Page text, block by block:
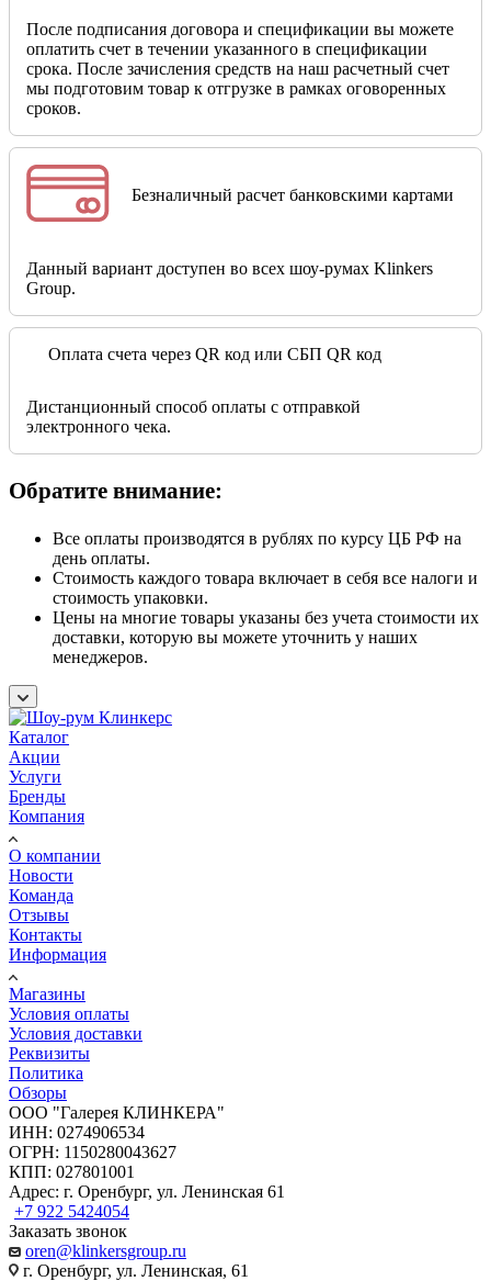
После подписания договора и спецификации вы можете
оплатить счет в течении указанного в спецификации
срока. После зачисления средств на наш расчетный счет
мы подготовим товар к отгрузке в рамках оговоренных
сроков.
Безналичный расчет банковскими картами
Данный вариант доступен во всех шоу-румах Klinkers
Group.
Оплата счета через QR код или СБП QR код
Дистанционный способ оплаты с отправкой
электронного чека.
Обратите внимание:
Все оплаты производятся в рублях по курсу ЦБ РФ на
день оплаты.
Стоимость каждого товара включает в себя все налоги и
стоимость упаковки.
Цены на многие товары указаны без учета стоимости их
доставки, которую вы можете уточнить у наших
менеджеров.
Каталог
Акции
Услуги
Бренды
Компания
О компании
Новости
Команда
Отзывы
Контакты
Информация
Магазины
Условия оплаты
Условия доставки
Реквизиты
Политика
Обзоры
ООО "Галерея КЛИНКЕРА"
ИНН: 0274906534
ОГРН: 1150280043627
КПП: 027801001
Адрес: г. Оренбург, ул. Ленинская 61
+7 922 5424054
Заказать звонок
oren@klinkersgroup.ru
г. Оренбург, ул. Ленинская, 61